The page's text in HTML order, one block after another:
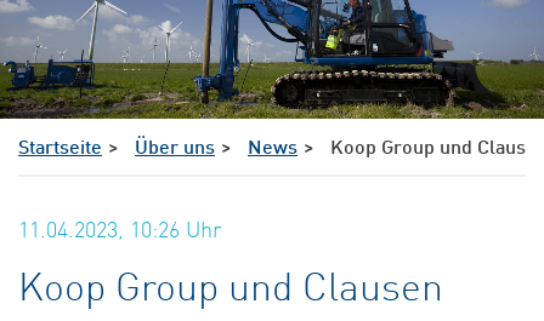
Startseite Über uns News Koop Group und
11.04.2023, 10:26 Uhr
Koop Group und Clausen